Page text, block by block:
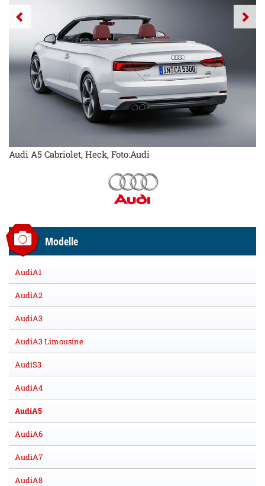
Audi A5 Cabriolet, Heck, Foto:Audi
Modelle
AudiA1
AudiA2
AudiA3
AudiA3 Limousine
AudiS3
AudiA4
AudiA5
AudiA6
AudiA7
AudiA8